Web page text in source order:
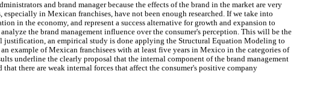
and brand manager because the effects of the brand in the market are very
in Mexican franchises, have not been enough researched. If we take into
in the economy, and represent a success alternative for growth and expansion to
the brand management influence over the consumer's perception. This will be the
justification, an empirical study is done applying the Structural Equation Modeling to
example of Mexican franchisees with at least five years in Mexico in the categories of
underline the clearly proposal that the internal component of the brand management
there are weak internal forces that affect the consumer's positive company